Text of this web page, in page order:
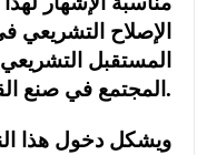
الإصلاح
المستقبل
المجتمع في صنع القرار.
ويشكل دخول هذا